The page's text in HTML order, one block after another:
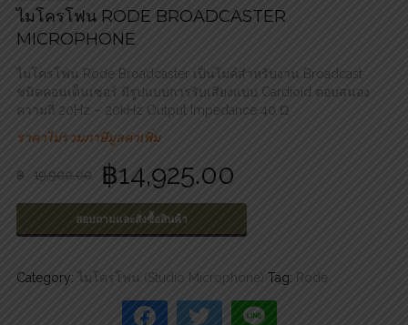
ไมโครโฟน RODE BROADCASTER
MICROPHONE
ไมโครโฟน Rode Broadcaster เป็นไมค์สำหรับงาน Broadcast
ชนิดคอนเด็นเซอร์ มีรูปแบบการรับเสียงแบบ Cardioid ตอบสนอง
ความถี่ 20Hz – 20kHz Output Impedance 40 Ω
ราคาไม่รวมภาษีมูลค่าเพิ่ม
฿ 19,900.00 ฿14,925.00
สอบถามและสั่งซื้อสินค้า
Category: ไมโครโฟน (Studio Microphone) Tag: Rode